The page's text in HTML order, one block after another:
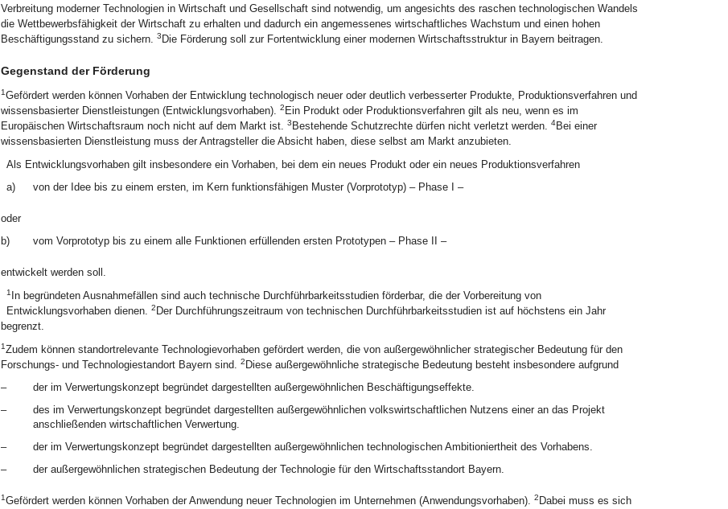
Verbreitung moderner Technologien in Wirtschaft und Gesellschaft sind notwendig, um angesichts des raschen technologischen Wandels
die Wettbewerbsfähigkeit der Wirtschaft zu erhalten und dadurch ein angemessenes wirtschaftliches Wachstum und einen hohen
Beschäftigungsstand zu sichern. 3 Die Förderung soll zur Fortentwicklung einer modernen Wirtschaftsstruktur in Bayern beitragen.
Gegenstand der Förderung
1Gefördert werden können Vorhaben der Entwicklung technologisch neuer oder deutlich verbesserter Produkte, Produktionsverfahren und
wissensbasierter Dienstleistungen (Entwicklungsvorhaben). 2 Ein Produkt oder Produktionsverfahren gilt als neu, wenn es im
Europäischen Wirtschaftsraum noch nicht auf dem Markt ist. 3 Bestehende Schutzrechte dürfen nicht verletzt werden. 4Bei einer
wissensbasierten Dienstleistung muss der Antragsteller die Absicht haben, diese selbst am Markt anzubieten.
Als Entwicklungsvorhaben gilt insbesondere ein Vorhaben, bei dem ein neues Produkt oder ein neues Produktionsverfahren
a)
von der Idee bis zu einem ersten, im Kern funktionsfähigen Muster (Vorprototyp) – Phase I –
oder
b)
vom Vorprototyp bis zu einem alle Funktionen erfüllenden ersten Prototypen – Phase II –
entwickelt werden soll.
1 In begründeten Ausnahmefällen sind auch technische Durchführbarkeitsstudien förderbar, die der Vorbereitung von
Entwicklungsvorhaben dienen. 2 Der Durchführungszeitraum von technischen Durchführbarkeitsstudien ist auf höchstens ein Jahr
begrenzt.
1Zudem können standortrelevante Technologievorhaben gefördert werden, die von außergewöhnlicher strategischer Bedeutung für den
Forschungs- und Technologiestandort Bayern sind. 2 Diese außergewöhnliche strategische Bedeutung besteht insbesondere aufgrund
–
der im Verwertungskonzept begründet dargestellten außergewöhnlichen Beschäftigungseffekte.
–
des im Verwertungskonzept begründet dargestellten außergewöhnlichen volkswirtschaftlichen Nutzens einer an das Projekt
anschließenden wirtschaftlichen Verwertung.
–
der im Verwertungskonzept begründet dargestellten außergewöhnlichen technologischen Ambitioniertheit des Vorhabens.
–
der außergewöhnlichen strategischen Bedeutung der Technologie für den Wirtschaftsstandort Bayern.
1Gefördert werden können Vorhaben der Anwendung neuer Technologien im Unternehmen (Anwendungsvorhaben). 2 Dabei muss es sich